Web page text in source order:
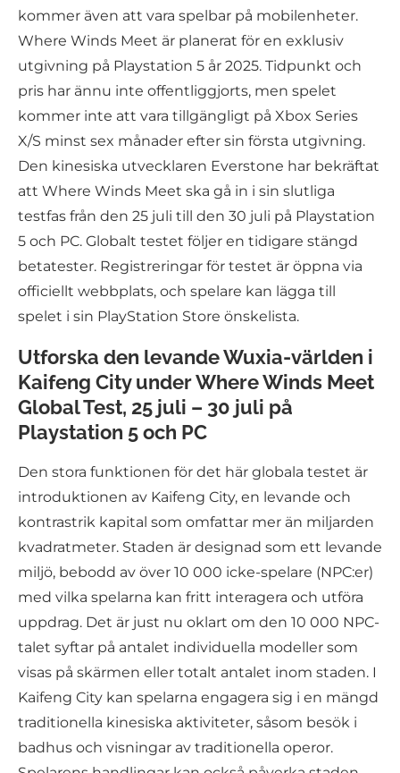
kommer även att vara spelbar på mobilenheter.
Where Winds Meet är planerat för en exklusiv
utgivning på Playstation 5 år 2025. Tidpunkt och
pris har ännu inte offentliggjorts, men spelet
kommer inte att vara tillgängligt på Xbox Series
X/S minst sex månader efter sin första utgivning.
Den kinesiska utvecklaren Everstone har bekräftat
att Where Winds Meet ska gå in i sin slutliga
testfas från den 25 juli till den 30 juli på Playstation
5 och PC. Globalt testet följer en tidigare stängd
betatester. Registreringar för testet är öppna via
officiellt webbplats, och spelare kan lägga till
spelet i sin PlayStation Store önskelista.
Utforska den levande Wuxia-världen i
Kaifeng City under Where Winds Meet
Global Test, 25 juli – 30 juli på
Playstation 5 och PC
Den stora funktionen för det här globala testet är
introduktionen av Kaifeng City, en levande och
kontrastrik kapital som omfattar mer än miljarden
kvadratmeter. Staden är designad som ett levande
miljö, bebodd av över 10 000 icke-spelare (NPC:er)
med vilka spelarna kan fritt interagera och utföra
uppdrag. Det är just nu oklart om den 10 000 NPC-
talet syftar på antalet individuella modeller som
visas på skärmen eller totalt antalet inom staden. I
Kaifeng City kan spelarna engagera sig i en mängd
traditionella kinesiska aktiviteter, såsom besök i
badhus och visningar av traditionella operor.